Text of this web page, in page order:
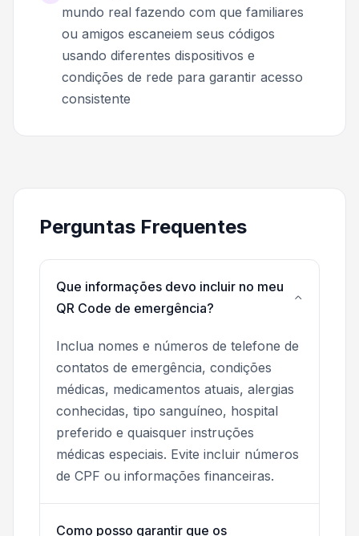
mundo real fazendo com que familiares
ou amigos escaneiem seus códigos
usando diferentes dispositivos e
condições de rede para garantir acesso
consistente
Perguntas Frequentes
Que informações devo incluir no meu
QR Code de emergência?
Inclua nomes e números de telefone de
contatos de emergência, condições
médicas, medicamentos atuais, alergias
conhecidas, tipo sanguíneo, hospital
preferido e quaisquer instruções
médicas especiais. Evite incluir números
de CPF ou informações financeiras.
Como posso garantir que os